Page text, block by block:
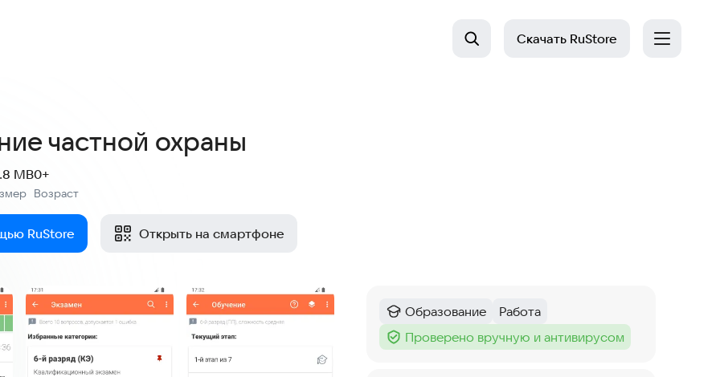
Скачать RuStore
частной охраны
MB
Возраст
0+
RuStore Открыть на смартфоне
Категория:
Образование
Тег:
Работа
Тег :
Проверено вручную и антивирусом